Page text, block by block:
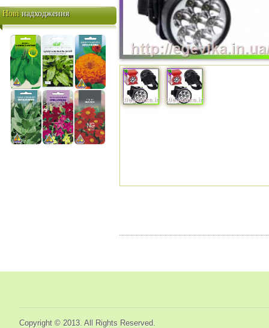
НИТКАМИ
АЛМАЗНА ВИШИВКА
КАМЕНЯМИ / СТРАЗАМИ
КАРТИНИ по НОМЕРАХ /
ПАПЕРТОЛЬ
Вишивання та шиття
В'язання
Біжу / Фурнітура
Валяння / фелтинг / м'яка
іграшка
Декупаж / розпис /
Новінадходження
Copyright © 2013. All Rights Reserved.